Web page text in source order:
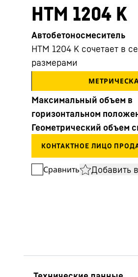
HTM 1204 K
Автобетоносмеситель
HTM 1204 K сочетает в
размерами
Максимальный объем в
горизонтальном
Геометрический объем
Сравнить Добавить